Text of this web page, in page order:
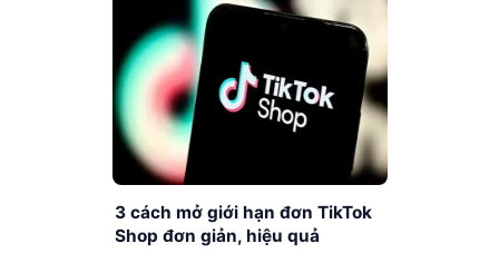
3 cách mở giới hạn đơn TikTok
Shop đơn giản, hiệu quả